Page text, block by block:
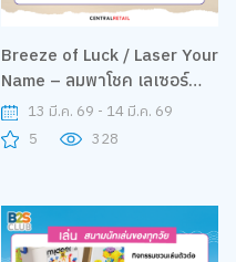
Breeze of Luck / Laser Your
Name – ลมพาโชค เลเซอร์
สลักชื่อ By Jisulife
13 มี.ค. 69 - 14 มี.ค. 69
5
328